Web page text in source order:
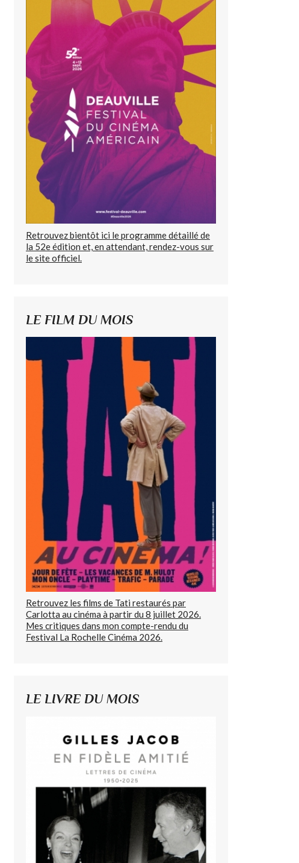
Retrouvez bientôt ici le programme détaillé de
la 52e édition et, en attendant, rendez-vous sur
le site officiel.
LE FILM DU MOIS
Retrouvez les films de Tati restaurés par
Carlotta au cinéma à partir du 8 juillet 2026.
Mes critiques dans mon compte-rendu du
Festival La Rochelle Cinéma 2026.
LE LIVRE DU MOIS